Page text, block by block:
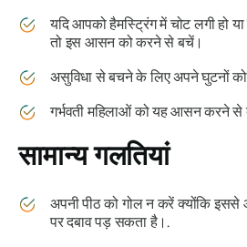
यदि आपको हैमस्ट्रिंग में चोट लगी हो या
तो इस आसन को करने से बचें।
असुविधा से बचने के लिए अपने घुटनों
गर्भवती महिलाओं को यह आसन करने से
सामान्य गलतियां
अपनी पीठ को गोल न करें क्योंकि
पर दबाव पड़ सकता है।.